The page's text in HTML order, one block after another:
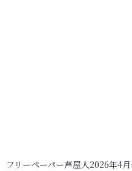
フリーペーパー芦屋人2026年4